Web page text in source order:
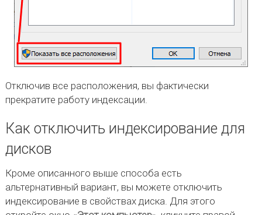
Отключив все расположения, вы фактически
прекратите работу индексации.
Как отключить индексирование для
дисков
Кроме описанного выше способа есть
альтернативный вариант, вы можете отключить
индексирование в свойствах диска. Для этого